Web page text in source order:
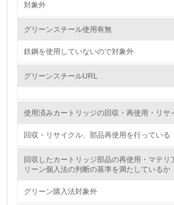
環境問題に関する従業員教育を行っている
自社に関係する主要な環境法規制を把握し、
レベル2
5.
環境取り組み体制と成果を定期的に検証して
かしている
対象外
グリーンスチール使用有無
鉄鋼を使用していないので対象外
グリーンスチールURL
使用済みカートリッジの回収・再使用・リサ
回収・リサイクル、部品再使用を行っている
回収したカートリッジ部品の再使用・マテリ
リーン個入法の判断の基準を満たしているか
グリーン購入法対象外